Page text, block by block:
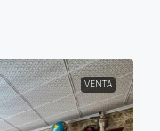
VENTA